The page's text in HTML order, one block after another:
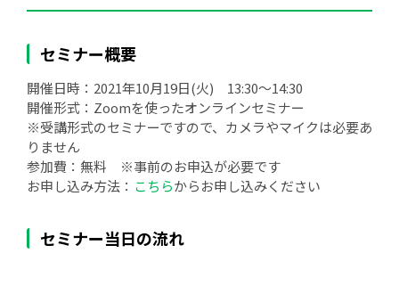
セミナー概要
開催日時：2021年10月19日(火) 13:30～14:30
開催形式：Zoomを使ったオンラインセミナー
※受講形式のセミナーですので、カメラやマイクは必要あ
りません
参加費：無料 ※事前のお申込が必要です
お申し込み方法： こちらからお申し込みください
セミナー当日の流れ